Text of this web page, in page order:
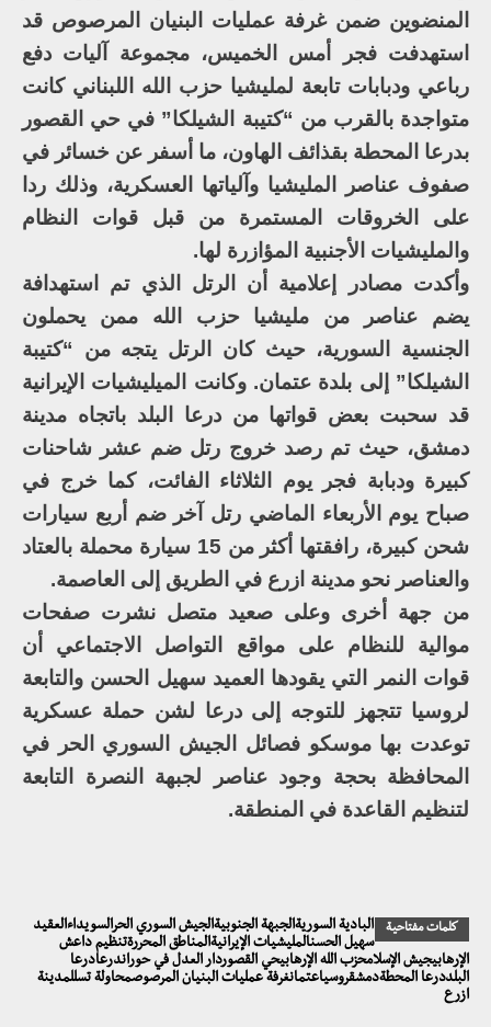
المنضوين ضمن غرفة عمليات البنيان المرصوص قد
استهدفت فجر أمس الخميس، مجموعة آليات دفع
رباعي ودبابات تابعة لمليشيا حزب الله اللبناني كانت
متواجدة بالقرب من “كتيبة الشيلكا” في حي القصور
بدرعا المحطة بقذائف الهاون، ما أسفر عن خسائر في
صفوف عناصر المليشيا وآلياتها العسكرية، وذلك ردا
على الخروقات المستمرة من قبل قوات النظام
والمليشيات الأجنبية المؤازرة لها.
وأكدت مصادر إعلامية أن الرتل الذي تم استهدافة
يضم عناصر من مليشيا حزب الله ممن يحملون
الجنسية السورية، حيث كان الرتل يتجه من “كتيبة
الشيلكا” إلى بلدة عتمان. وكانت الميليشيات الإيرانية
قد سحبت بعض قواتها من درعا البلد باتجاه مدينة
دمشق، حيث تم رصد خروج رتل ضم عشر شاحنات
كبيرة ودبابة فجر يوم الثلاثاء الفائت، كما خرج في
صباح يوم الأربعاء الماضي رتل آخر ضم أربع سيارات
شحن كبيرة، رافقتها أكثر من 15 سيارة محملة بالعتاد
والعناصر نحو مدينة ازرع في الطريق إلى العاصمة.
من جهة أخرى وعلى صعيد متصل نشرت صفحات
موالية للنظام على مواقع التواصل الاجتماعي أن
قوات النمر التي يقودها العميد سهيل الحسن والتابعة
لروسيا تتجهز للتوجه إلى درعا لشن حملة عسكرية
توعدت بها موسكو فصائل الجيش السوري الحر في
المحافظة بحجة وجود عناصر لجبهة النصرة التابعة
لتنظيم القاعدة في المنطقة.
كلمات مفتاحية
البادية السوريةالجبهة الجنوبيةالجيش السوري الحرالسويداءالعقيد
سهيل الحسنالمليشيات الإيرانيةالمناطق المحررةتنظيم داعش
الإرهابيجيش الإسلامحزب الله الإرهابيحي القصوردار العدل في حوراندرعادرعا
البلددرعا المحطةدمشقروسياعتمانغرفة عمليات البنيان المرصوصمحاولة تسللمدينة
ازرع